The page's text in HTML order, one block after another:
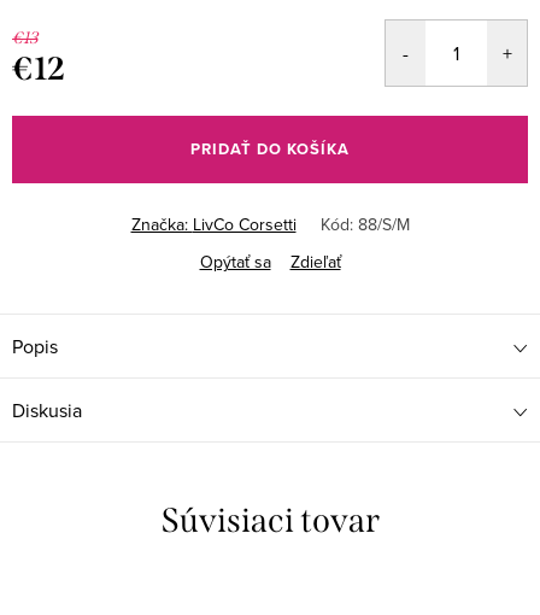
€13
€12
cena:
PRIDAŤ DO KOŠÍKA
Značka: LivCo Corsetti Kód: 88/S/M
Opýtať sa
Zdieľať
Popis
Diskusia
Súvisiaci tovar